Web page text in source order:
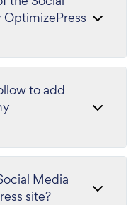
to add
Media
site?